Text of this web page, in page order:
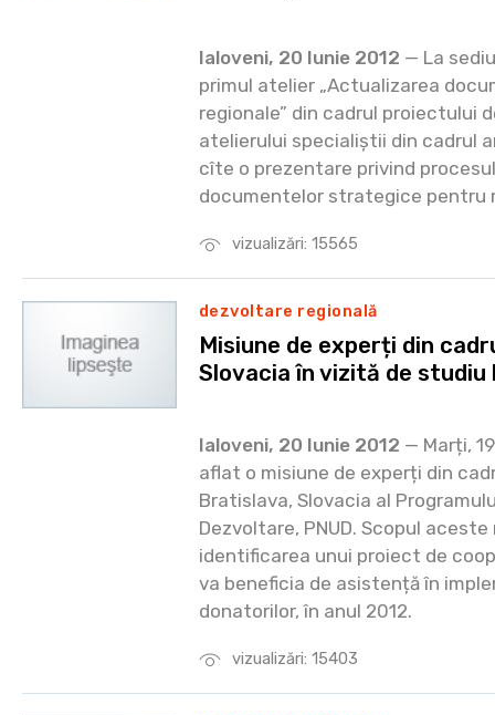
vizualizări: 15565
Ialoveni, 20 Iunie 2012 — La
primul atelier „Actualizarea
regionale” din cadrul proiectului
atelierului specialiștii din cadrul
cîte o prezentare privind
documentelor strategice pentru
vizualizări: 15403
dezvoltare regională
Misiune de experți din
Slovacia în vizită de studiu
Ialoveni, 20 Iunie 2012 — Marți,
aflat o misiune de experți din
Bratislava, Slovacia al
Dezvoltare, PNUD. Scopul
identificarea unui proiect de
va beneficia de asistență în
donatorilor, în anul 2012.